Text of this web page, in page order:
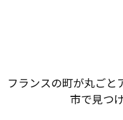
フランスの​町が​丸ごと​
市で​見つ